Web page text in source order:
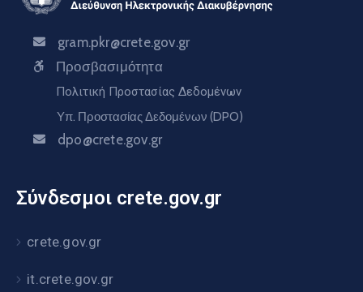
gram.pkr@crete.gov.gr
Προσβασιμότητα
Πολιτική Προστασίας Δεδομένων
Υπ. Προστασίας Δεδομένων (DPO)
dpo@crete.gov.gr
Σύνδεσμοι crete.gov.gr
crete.gov.gr
it.crete.gov.gr